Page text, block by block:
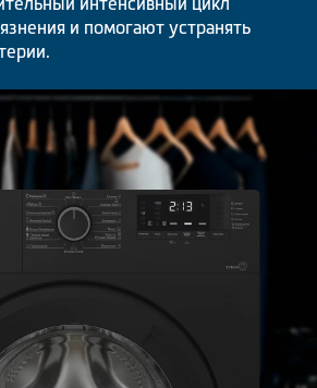
и помогают устранять